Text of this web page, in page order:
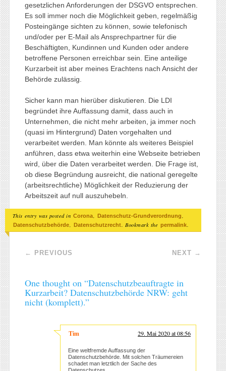
gesetzlichen Anforderungen der DSGVO entsprechen.
Es soll immer noch die Möglichkeit geben, regelmäßig
Posteingänge sichten zu können, sowie telefonisch
und/oder per E-Mail als Ansprechpartner für die
Beschäftigten, Kundinnen und Kunden oder andere
betroffene Personen erreichbar sein. Eine anteilige
Kurzarbeit ist aber meines Erachtens nach Ansicht der
Behörde zulässig.
Sicher kann man hierüber diskutieren. Die LDI
begründet ihre Auffassung damit, dass auch in
Unternehmen, die nicht mehr arbeiten, ja immer noch
(quasi im Hintergrund) Daten vorgehalten und
verarbeitet werden. Man könnte als weiteres Beispiel
anführen, dass etwa weiterhin eine Webseite betrieben
wird, über die Daten verarbeitet werden. Die Frage ist,
ob diese Begründung ausreicht, die national geregelte
(arbeitsrechtliche) Möglichkeit der Reduzierung der
Arbeitszeit auf null auszuhebeln.
This entry was posted in Corona, Datenschutz-Grundverordnung,
Datenschutzbehörde, Datenschutzrecht. Bookmark the permalink.
Post navigation
← PREVIOUS NEXT →
One thought on “Datenschutzbeauftragte in
Kurzarbeit? Datenschutzbehörde NRW: geht
nicht (komplett).”
Tim 29. Mai 2020 at 08:56
Eine weltfremde Auffassung der
Datenschutzbehörde. Mit solchen Träumereien
schadet man letztlich der Sache des